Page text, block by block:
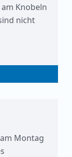
Knobeln
nicht
Montag